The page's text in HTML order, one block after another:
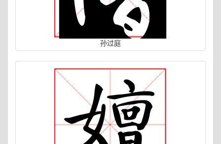
孙过庭